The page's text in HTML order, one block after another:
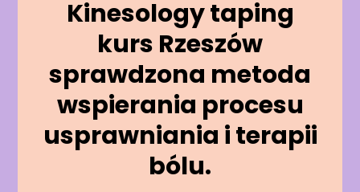
Kinesology taping
kurs Rzeszów
sprawdzona metoda
wspierania procesu
usprawniania i terapii
bólu.